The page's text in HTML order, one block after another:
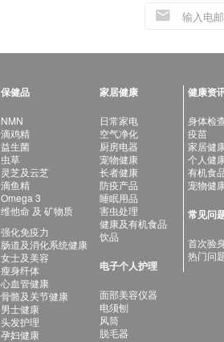
保健品
NMN
滴鸡精
益生菌
虫草
灵芝及云芝
滴鱼精
Omega 3
维他命 及 矿物质
强化免疫力
肠道及消化系统健康
女士及美容
瘦身纤体
心血管健康
骨骼及关节健康
男士健康
头发护理
孕妇健康
家居健康
日常家电
空气净化
厨房电器
宠物健康
长者健康
防疫产品
睡眠用品
害虫处理
健康及有机食品
饮品
电子个人护理
面部美容仪器
电须刨
风筒
脱毛器
健康资
身体检
疫苗
家居健
个人健
有机食
宠物健
常见问
首次验
热门问